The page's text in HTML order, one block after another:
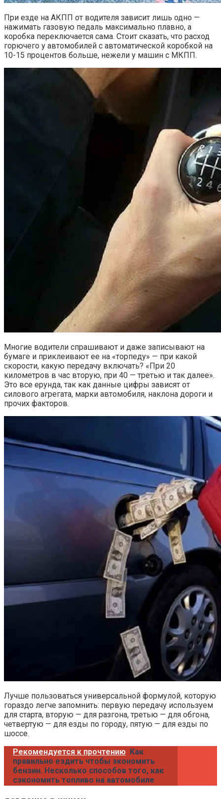
При езде на АКПП от водителя зависит лишь одно —
нажимать газовую педаль максимально плавно, а
коробка переключается сама. Стоит сказать, что расход
горючего у автомобилей с автоматической коробкой на
10-15 процентов больше, нежели у машин с МКПП.
Многие водители спрашивают и даже записывают на
бумаге и приклеивают ее на «торпеду» — при какой
скорости, какую передачу включать? «При 20
километров в час вторую, при 40 — третью и так далее».
Это все ерунда, так как данные цифры зависят от
силового агрегата, марки автомобиля, наклона дороги и
прочих факторов.
Лучше пользоваться универсальной формулой, которую
гораздо легче запомнить: первую передачу используем
для старта, вторую — для разгона, третью — для обгона,
четвертую — для езды по городу, пятую — для езды по
шоссе.
Рекомендуется к прочтению Как
правильно ездить чтобы экономить
бензин. Несколько способов того, как
сэкономить топливо на автомобиле